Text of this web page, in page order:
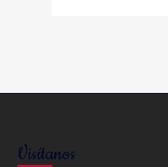
Visítanos